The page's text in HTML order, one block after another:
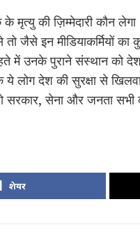
की ज़िम्मेदारी कौन लेगा
तो जैसे इन मीडियाकर्मियों
में उनके पुराने संस्थान को
देश की सुरक्षा से
सरकार, सेना और जनता सभी
शेयर